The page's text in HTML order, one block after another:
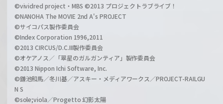
©vividred project・MBS ©2013 プロジェクトラブライブ！
©NANOHA The MOVIE 2nd A's PROJECT
©サイコパス製作委員会
©Index Corporation 1996,2011
©2013 CIRCUS/D.C.III製作委員会
©オケアノス／「翠星のガルガンティア」製作委員会
©2013 Nippon Ichi Software, Inc.
©鎌池和馬／冬川基／アスキー・メディアワークス／PROJECT-RAILGU
N S
©sole;viola／Progetto 幻影太陽